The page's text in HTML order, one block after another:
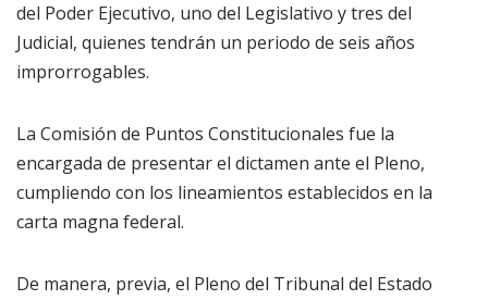
del Poder Ejecutivo, uno del Legislativo y tres del
Judicial, quienes tendrán un periodo de seis años
improrrogables.
La Comisión de Puntos Constitucionales fue la
encargada de presentar el dictamen ante el Pleno,
cumpliendo con los lineamientos establecidos en la
carta magna federal.
De manera, previa, el Pleno del Tribunal del Estado